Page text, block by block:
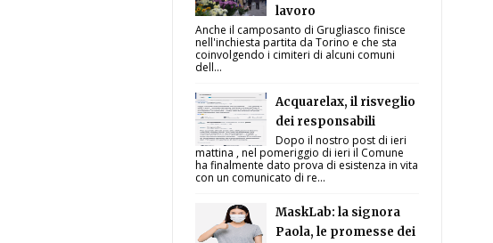
lavoro
Anche il camposanto di Grugliasco finisce
nell'inchiesta partita da Torino e che sta
coinvolgendo i cimiteri di alcuni comuni
dell...
Acquarelax, il risveglio
dei responsabili
Dopo il nostro post di ieri
mattina , nel pomeriggio di ieri il Comune
ha finalmente dato prova di esistenza in vita
con un comunicato di re...
MaskLab: la signora
Paola, le promesse dei